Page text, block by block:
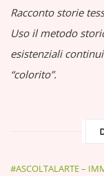
Racconto storie
Uso il metodo
esistenziali continui
“colorito”.
#ASCOLTALARTE –